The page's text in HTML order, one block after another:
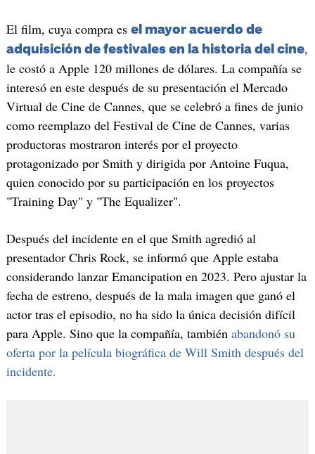
El film, cuya compra es el mayor acuerdo de
adquisición de festivales en la historia del cine,
le costó a Apple 120 millones de dólares. La compañía se
interesó en este después de su presentación el Mercado
Virtual de Cine de Cannes, que se celebró a fines de junio
como reemplazo del Festival de Cine de Cannes, varias
productoras mostraron interés por el proyecto
protagonizado por Smith y dirigida por Antoine Fuqua,
quien conocido por su participación en los proyectos
"Training Day" y "The Equalizer".
Después del incidente en el que Smith agredió al
presentador Chris Rock, se informó que Apple estaba
considerando lanzar Emancipation en 2023. Pero ajustar la
fecha de estreno, después de la mala imagen que ganó el
actor tras el episodio, no ha sido la única decisión difícil
para Apple. Sino que la compañía, también abandonó su
oferta por la película biográfica de Will Smith después del
incidente.